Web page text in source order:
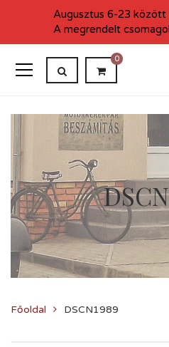
0
Főoldal DSCN1989
Augusztus 6-23
A megrendelt